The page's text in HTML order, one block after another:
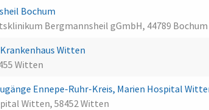
Bochum
Bergmannsheil gGmbH, 44789 Bochum
Witten
Witten
Ennepe-Ruhr-Kreis, Marien Hospital
Witten, 58452 Witten